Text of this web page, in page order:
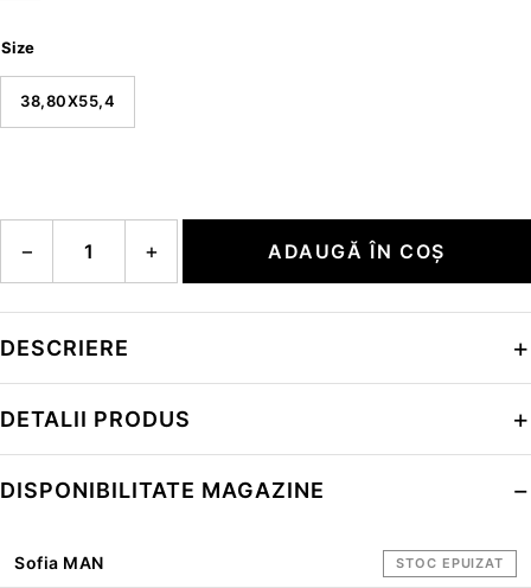
Size
38,80X55,4
− + ADAUGĂ ÎN COȘ
DESCRIERE
DETALII PRODUS
DISPONIBILITATE MAGAZINE
Sofia MAN STOC EPUIZAT